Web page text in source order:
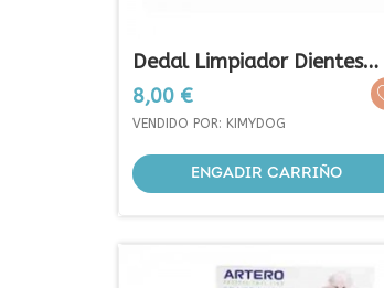
Dedal Limpiador Dientes
Artero
Prezo
8,00 €
VENDIDO POR: KIMYDOG
ENGADIR CARRIÑO